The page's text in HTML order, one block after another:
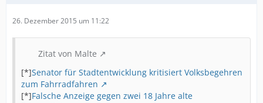
26. Dezember 2015 um 11:22
Zitat von Malte
[*]Senator für Stadtentwicklung kritisiert Volksbegehren
zum Fahrradfahren
[*]Falsche Anzeige gegen zwei 18 Jahre alte